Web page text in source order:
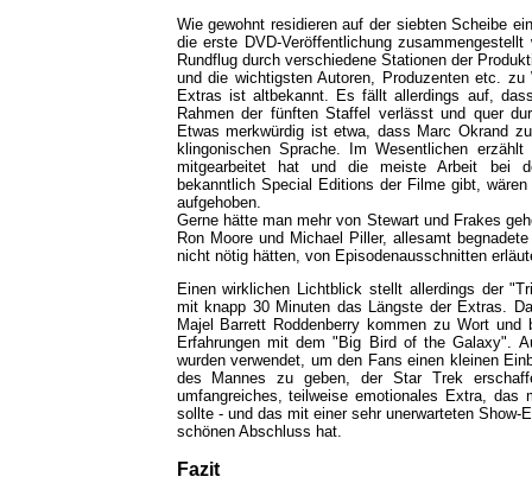
Wie gewohnt residieren auf der siebten Scheibe
die erste DVD-Veröffentlichung
Rundflug durch verschiedene Stationen der
und die wichtigsten Autoren, Produzenten etc.
Extras ist altbekannt. Es fällt allerdings auf,
Rahmen der fünften Staffel verlässt und quer
Etwas merkwürdig ist etwa, dass Marc Okrand
klingonischen Sprache. Im Wesentlichen
mitgearbeitet hat und die meiste Arbeit bei
bekanntlich Special Editions der Filme gibt,
aufgehoben.
Gerne hätte man mehr von Stewart und Frakes
Ron Moore und Michael Piller, allesamt
nicht nötig hätten, von Episodenausschnitten
Einen wirklichen Lichtblick stellt allerdings der
mit knapp 30 Minuten das Längste der Extras.
Majel Barrett Roddenberry kommen zu Wort und
Erfahrungen mit dem "Big Bird of the Galaxy".
wurden verwendet, um den Fans einen kleinen
des Mannes zu geben, der Star Trek
umfangreiches, teilweise emotionales Extra, das
sollte - und das mit einer sehr unerwarteten Show-
schönen Abschluss hat.
Fazit